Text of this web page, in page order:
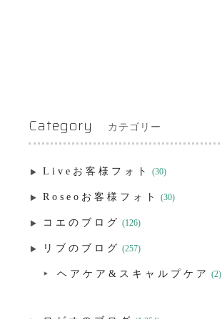
Category カテゴリー
Liveお客様フォト (30)
Roseoお客様フォト (30)
コエのブログ (126)
リブのブログ (257)
ヘアケア&スキャルプケア (2)